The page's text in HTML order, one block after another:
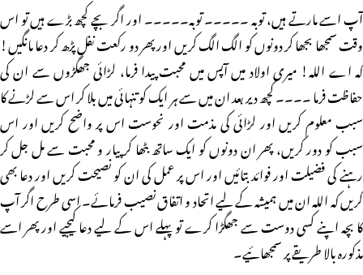
آپ اسے مارتے ہیں، توبہ ۔۔۔۔۔ توبہ۔۔۔۔۔ اور اگر بچے کچھ بڑے ہیں تو اس
وقت سمجھا بجھا کر دونوں کو الگ الگ کریں اور پھر دو رکعت نفل پڑھ کر دعا مانگیں!
کہ اے اللہ! میری اولاد میں آپس میں محبت پیدا فرما، لڑائی جھگڑوں سے ان کی
حفاظت فرما ۔۔۔۔ کچھ دیر بعد ان میں سے ہر ایک کو تنہائی میں بلا کر اس سے لڑنے کا
سبب معلوم کریں اور لڑائی کی مذمت اور نحوست اس پر واضح کریں اور اس
سبب کو دور کریں، پھر ان دونوں کو ایک ساتھ بٹھا کر پیار و محبت سے مل جل کر
رہنے کی فضیلت اور فوائد بتائیں اور اس پر عمل کی ان کو نصیحت کریں اور دعا بھی
کریں کہ اللہ ان میں ہمیشہ کے لیے اتحاد و اتفاق نصیب فرمائے۔ اسی طرح اگر آپ
کا بچہ اپنے کسی دوست سے جھگڑا کرے تو پہلے اس کے لیے دعا کیجیے اور پھر اسے
مذکورہ بالا طریقے پر سمجھائیے۔